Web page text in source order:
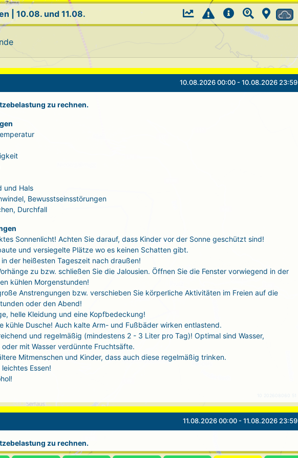
| 10.08. und 11.08.
10.08.2026 00:00 - 10.08.2026 23:59
zu rechnen.
und Hals
Bewusstseinsstörungen
Durchfall
Sonnenlicht! Achten Sie darauf, dass Kinder vor der Sonne geschützt sind!
und versiegelte Plätze wo es keinen Schatten gibt.
der heißesten Tageszeit nach draußen!
zu bzw. schließen Sie die Jalousien. Öffnen Sie die Fenster vorwiegend in der
kühlen Morgenstunden!
Anstrengungen bzw. verschieben Sie körperliche Aktivitäten im Freien auf die
oder den Abend!
helle Kleidung und eine Kopfbedeckung!
kühle Dusche! Auch kalte Arm- und Fußbäder wirken entlastend.
und regelmäßig (mindestens 2 - 3 Liter pro Tag)! Optimal sind Wasser,
mit Wasser verdünnte Fruchtsäfte.
Mitmenschen und Kinder, dass auch diese regelmäßig trinken.
Essen!
11.08.2026 00:00 - 11.08.2026 23:59
zu rechnen.